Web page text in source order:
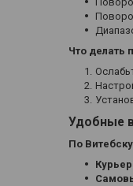
Что делать
Удобные
По Витебску